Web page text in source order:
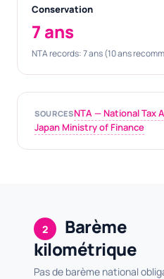
Conservation
7 ans
NTA records: 7 ans (10 ans
SOURCESNTA — National Tax
Japan Ministry of Finance
2
Barème
kilométrique
Pas de barème national